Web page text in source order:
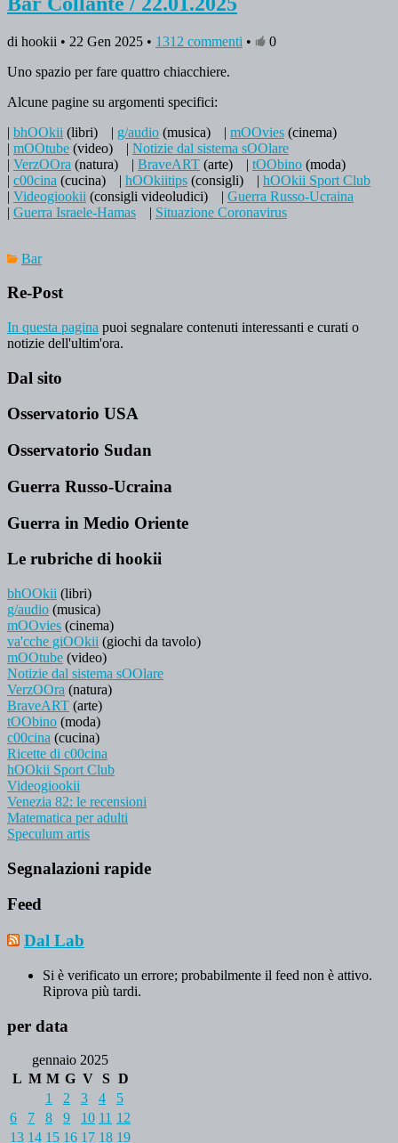
di hookii • 22 Gen 2025 • 1312 commenti •
0
Uno spazio per fare quattro chiacchiere.
Alcune pagine su argomenti specifici:
| bhOOkii (libri) | g/audio (musica) | mOOvies (cinema)
| mOOtube (video) | Notizie dal sistema sOOlare
| VerzOOra (natura) | BraveART (arte) | tOObino (moda)
| c00cina (cucina) | hOOkiitips (consigli) | hOOkii Sport Club
| Videogiookii (consigli videoludici) | Guerra Russo-Ucraina
| Guerra Israele-Hamas | Situazione Coronavirus
Bar
Re-Post
In questa pagina puoi segnalare contenuti interessanti e curati o
notizie dell'ultim'ora.
Dal sito
Osservatorio USA
Osservatorio Sudan
Guerra Russo-Ucraina
Guerra in Medio Oriente
Le rubriche di hookii
bhOOkii (libri)
g/audio (musica)
mOOvies (cinema)
va'cche giOOkii (giochi da tavolo)
mOOtube (video)
Notizie dal sistema sOOlare
VerzOOra (natura)
BraveART (arte)
tOObino (moda)
c00cina (cucina)
Ricette di c00cina
hOOkii Sport Club
Videogiookii
Venezia 82: le recensioni
Matematica per adulti
Speculum artis
Segnalazioni rapide
Feed
Dal Lab
Si è verificato un errore; probabilmente il feed non è attivo.
Riprova più tardi.
per data
gennaio 2025
L M M G V S D
1 2 3 4
5
6
7 8 9 10 11 12
13 14 15 16 17 18 19